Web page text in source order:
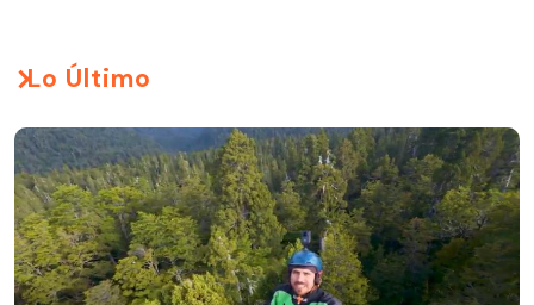
Lo Último